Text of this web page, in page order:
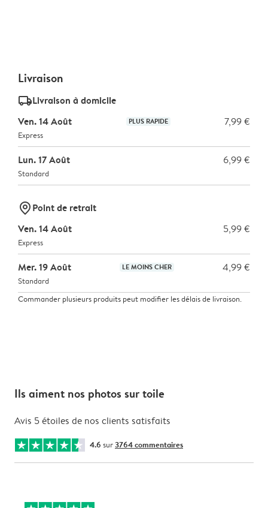
Livraison
delivery_standard_v2Livraison à domicile
Ven. 14 Août
PLUS RAPIDE 7,99 €
Express
Lun. 17 Août 6,99 €
Standard
marker-pinPoint de retrait
Ven. 14 Août
5,99 €
Express
Mer. 19 Août LE MOINS CHER 4,99 €
Standard
Commander plusieurs produits peut modifier les délais de livraison.
Ils aiment nos photos sur toile
Avis 5 étoiles de nos clients satisfaits
4.6 sur3764 commentaires